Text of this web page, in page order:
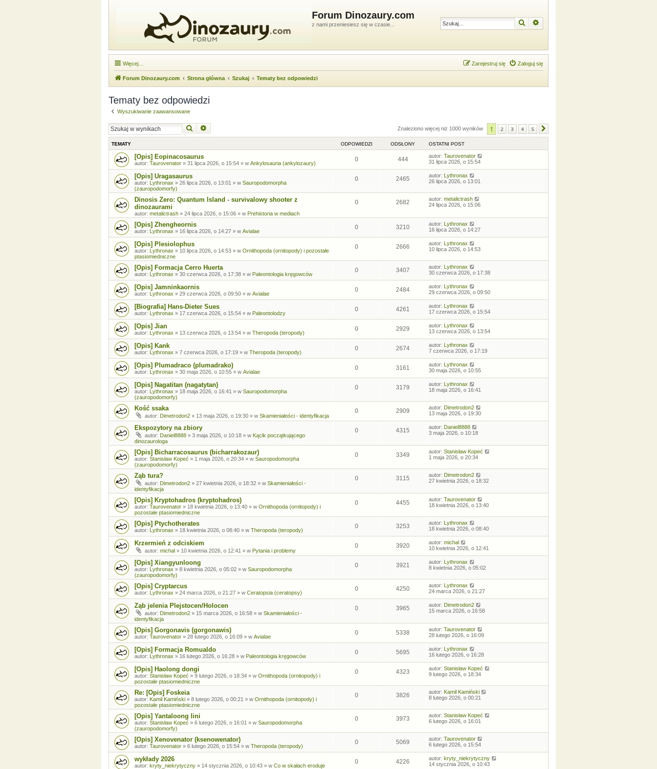
Forum Dinozaury.com
z nami przeniesiesz się w czasie... Szukaj
Więcej… Zaloguj się
Zarejestruj się
Forum Dinozaury.com Strona główna Szukaj Tematy bez odpowiedzi
Tematy bez odpowiedzi
Wyszukiwanie zaawansowane
Szukaj Znaleziono więcej niż 1000 wyników 1 2 3 4 5
TEMATY ODPOWIEDZI ODSŁONY OSTATNI POST
[Opis] Eopinacosaurus
autor: Taurovenator » 31 lipca 2026, o 15:54 » w Ankylosauria (ankylozaury)
0 444 autor: Taurovenator
31 lipca 2026, o 15:54
[Opis] Uragasaurus
autor: Lythronax » 26 lipca 2026, o 13:01 » w Sauropodomorpha
(zauropodomorfy)
0 2465 autor: Lythronax
26 lipca 2026, o 13:01
Dinosis Zero: Quantum Island - survivalowy shooter z
dinozaurami
autor: metalictrash » 24 lipca 2026, o 15:06 » w Prehistoria w mediach
0 2682 autor: metalictrash
24 lipca 2026, o 15:06
[Opis] Zhengheornis
autor: Lythronax » 16 lipca 2026, o 14:27 » w Avialae
0 3210 autor: Lythronax
16 lipca 2026, o 14:27
[Opis] Plesiolophus
autor: Lythronax » 10 lipca 2026, o 14:53 » w Ornithopoda (ornitopody) i pozostałe
ptasiomiedniczne
0 2666 autor: Lythronax
10 lipca 2026, o 14:53
[Opis] Formacja Cerro Huerta
autor: Lythronax » 30 czerwca 2026, o 17:38 » w Paleontologia kręgowców
0 3407 autor: Lythronax
30 czerwca 2026, o 17:38
[Opis] Jamninkaornis
autor: Lythronax » 29 czerwca 2026, o 09:50 » w Avialae
0 2484 autor: Lythronax
29 czerwca 2026, o 09:50
[Biografia] Hans-Dieter Sues
autor: Lythronax » 17 czerwca 2026, o 15:54 » w Paleontolodzy
0 4261 autor: Lythronax
17 czerwca 2026, o 15:54
[Opis] Jian
autor: Lythronax » 13 czerwca 2026, o 13:54 » w Theropoda (teropody)
0 2929 autor: Lythronax
13 czerwca 2026, o 13:54
[Opis] Kank
autor: Lythronax » 7 czerwca 2026, o 17:19 » w Theropoda (teropody)
0 2674 autor: Lythronax
7 czerwca 2026, o 17:19
[Opis] Plumadraco (plumadrako)
autor: Lythronax » 30 maja 2026, o 10:55 » w Avialae
0 3161 autor: Lythronax
30 maja 2026, o 10:55
[Opis] Nagatitan (nagatytan)
autor: Lythronax » 18 maja 2026, o 16:41 » w Sauropodomorpha
(zauropodomorfy)
0 3179 autor: Lythronax
18 maja 2026, o 16:41
Kość ssaka
autor: Dimetrodon2 » 13 maja 2026, o 19:30 » w Skamieniałości - identyfikacja
0 2909 autor: Dimetrodon2
13 maja 2026, o 19:30
Ekspozytory na zbiory
autor: Daniel8888 » 3 maja 2026, o 10:18 » w Kącik początkującego
dinozaurologa
0 4315 autor: Daniel8888
3 maja 2026, o 10:18
[Opis] Bicharracosaurus (bicharrakozaur)
autor: Stanisław Kopeć » 1 maja 2026, o 20:34 » w Sauropodomorpha
(zauropodomorfy)
0 3349 autor: Stanisław Kopeć
1 maja 2026, o 20:34
Ząb tura?
autor: Dimetrodon2 » 27 kwietnia 2026, o 18:32 » w Skamieniałości -
identyfikacja
0 3115 autor: Dimetrodon2
27 kwietnia 2026, o 18:32
[Opis] Kryptohadros (kryptohadros)
autor: Taurovenator » 18 kwietnia 2026, o 13:40 » w Ornithopoda (ornitopody) i
pozostałe ptasiomiedniczne
0 4455 autor: Taurovenator
18 kwietnia 2026, o 13:40
[Opis] Ptychotherates
autor: Lythronax » 18 kwietnia 2026, o 08:40 » w Theropoda (teropody)
0 3253 autor: Lythronax
18 kwietnia 2026, o 08:40
Krzermień z odciskiem
autor: michal » 10 kwietnia 2026, o 12:41 » w Pytania i problemy
0 3920 autor: michal
10 kwietnia 2026, o 12:41
[Opis] Xiangyunloong
autor: Lythronax » 8 kwietnia 2026, o 05:02 » w Sauropodomorpha
(zauropodomorfy)
0 3921 autor: Lythronax
8 kwietnia 2026, o 05:02
[Opis] Cryptarcus
autor: Lythronax » 24 marca 2026, o 21:27 » w Ceratopsia (ceratopsy)
0 4250 autor: Lythronax
24 marca 2026, o 21:27
Ząb jelenia Plejstocen/Holocen
autor: Dimetrodon2 » 15 marca 2026, o 16:58 » w Skamieniałości -
identyfikacja
0 3965 autor: Dimetrodon2
15 marca 2026, o 16:58
[Opis] Gorgonavis (gorgonawis)
autor: Taurovenator » 28 lutego 2026, o 16:09 » w Avialae
0 5338 autor: Taurovenator
28 lutego 2026, o 16:09
[Opis] Formacja Romualdo
autor: Lythronax » 16 lutego 2026, o 16:28 » w Paleontologia kręgowców
0 5695 autor: Lythronax
16 lutego 2026, o 16:28
[Opis] Haolong dongi
autor: Stanisław Kopeć » 9 lutego 2026, o 18:34 » w Ornithopoda (ornitopody) i
pozostałe ptasiomiedniczne
0 4323 autor: Stanisław Kopeć
9 lutego 2026, o 18:34
Re: [Opis] Foskeia
autor: Kamil Kamiński » 8 lutego 2026, o 00:21 » w Ornithopoda (ornitopody) i
pozostałe ptasiomiedniczne
0 3826 autor: Kamil Kamiński
8 lutego 2026, o 00:21
[Opis] Yantaloong lini
autor: Stanisław Kopeć » 6 lutego 2026, o 16:01 » w Sauropodomorpha
(zauropodomorfy)
0 3973 autor: Stanisław Kopeć
6 lutego 2026, o 16:01
[Opis] Xenovenator (ksenowenator)
autor: Taurovenator » 6 lutego 2026, o 15:54 » w Theropoda (teropody)
0 5069 autor: Taurovenator
6 lutego 2026, o 15:54
wykłady 2026
autor: kryty_niekrytyczny » 14 stycznia 2026, o 10:43 » w Co w skałach eroduje
0 4226 autor: kryty_niekrytyczny
14 stycznia 2026, o 10:43